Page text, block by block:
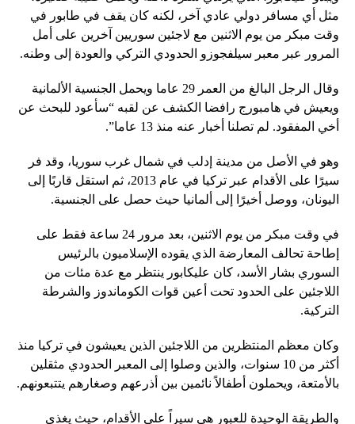
مثل أي مسافر دولي عادي آخر، لكنه كان يقف في طابور في
وقت مبكر من يوم الاثنين مع لاجئين سوريين آخرين على أمل
المرور عبر معبر سيلفجوزو الحدودي التركي والعودة إلى وطنه.
وقال الرجل البالغ من العمر 29 عاما ويحمل الجنسية الألمانية
ويعيش في هامبورج رافضا الكشف عن لقبه “سأعود للبحث عن
أخي المفقود. لم تصلنا أخبار عنه منذ 13 عاما”.
وهو في الأصل من مدينة إدلب في شمال غرب سوريا، وقد فر
سيرًا على الأقدام عبر تركيا في عام 2013، ثم استقل قاربًا إلى
اليونان، ووصل أخيرًا إلى ألمانيا حيث حصل على الجنسية.
في وقت مبكر من يوم الاثنين، بعد مرور 24 ساعة فقط على
إطاحة تحالف المعارضة الذي يقوده الإسلاميون بالرئيس
السوري بشار الأسد، كان عليكابور ينتظر مع عدة مئات من
اللاجئين على الحدود تحت أعين قوات الكوماندوز والشرطة
التركية.
وكان معظم المنتظرين من اللاجئين الذين يعيشون في تركيا منذ
أكثر من 10 سنوات، والذين وصلوا إلى المعبر الحدودي مثقلين
بالأمتعة، ويحملون أطفالاً نائمين بين أذرعهم وصغارهم يتتبعونهم.
والطريقة الوحيدة للعبور هي سيراً على الأقدام، حيث يغذي